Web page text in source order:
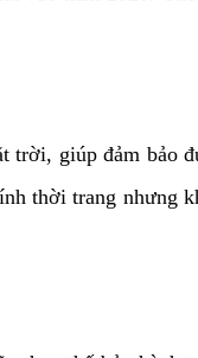
trời, giúp đảm bảo
thời trang nhưng